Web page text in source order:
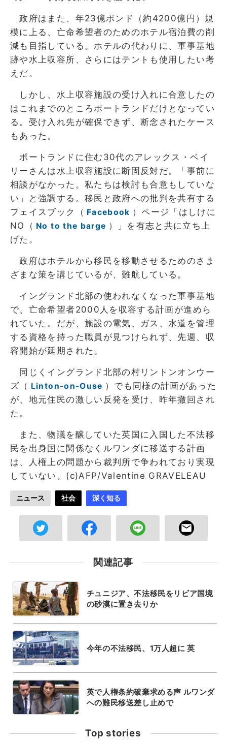
政府はまた、年23億ポンド（約4200億円）規
模に上る、亡命希望者のためのホテル宿泊費の削
減も目指している。ホテルの代わりに、軍事基地
跡や水上収容所、さらにはテントも使用したい考
えだ。
しかし、水上収容施設の受け入れに合意したの
はこれまでのところポートランドだけとなってい
る。受け入れ先が確保できず、断念されたケース
もあった。
ポートランドに住む30代のアレックス・ベイ
リーさんは水上収容施設に断固反対だ。「事前に
相談がなかった。私たちは検討も合意もしていな
い」と強調する。移民と政府への批判を共有する
フェイスブック（ Facebook ）ページ「はしけに
NO（ No to the barge ）」を有志と共に立ち上
げた。
政府はホテルから移民を移動させるためのさま
ざまな策を講じているが、難航している。
イングランド北部の使われなくなった軍事基地
で、亡命希望者2000人を収容する計画が進めら
れていた。だが、施設の電気、ガス、水道を管理
する資格を持った職員が見つけられず、先週、収
容開始が延期された。
同じくイングランド北部の村リントンオンウー
ズ（ Linton-on-Ouse ）でも同様の計画があった
が、地元住民の激しい反発を受け、昨年撤回され
た。
また、物議を醸していた英国に入国した不法移
民を出身国に関係なくルワンダに移送する計画
は、人権上の問題から裁判所で争われており実現
していない。(c)AFP/Valentine GRAVELEAU
ニュース 社会 深く知る
関連記事
チュニジア、不法移民をリビア国境
の砂漠に置き去りか
今年の不法移民、1万人超に 英
英で人権条約破棄求める声 ルワンダ
への難民移送差し止めで
Top stories